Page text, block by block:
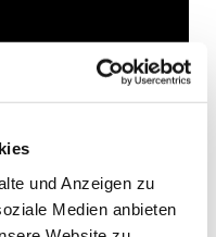
und Anzeigen zu
Medien anbieten
auch